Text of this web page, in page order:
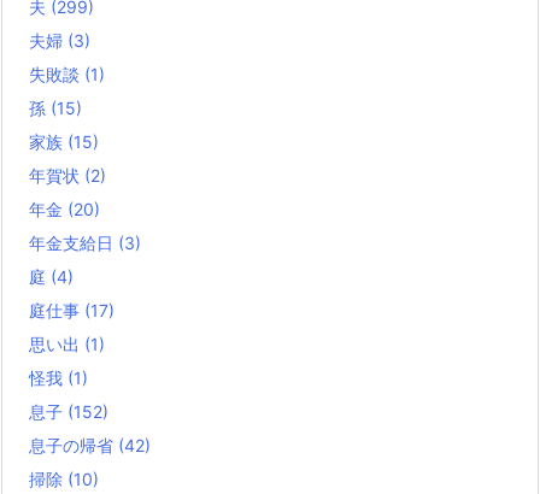
夫 (299)
夫婦 (3)
失敗談 (1)
孫 (15)
家族 (15)
年賀状 (2)
年金 (20)
年金支給日 (3)
庭 (4)
庭仕事 (17)
思い出 (1)
怪我 (1)
息子 (152)
息子の帰省 (42)
掃除 (10)